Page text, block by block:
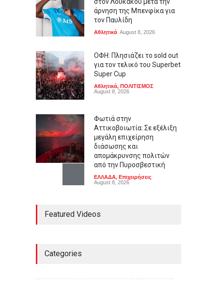
άρνηση της Μπενφίκα για
τον Παυλίδη
Αθλητικά August 8, 2026
ΟΦΗ: Πλησιάζει το sold out
για τον τελικό του Superbet
Super Cup
Αθλητικά, ΠΟΛΙΤΙΣΜΟΣ
August 8, 2026
Φωτιά στην
Αττικοβοιωτία: Σε εξέλιξη
μεγάλη επιχείρηση
διάσωσης και
απομάκρυνσης πολιτών
από την Πυροσβεστική
ΕΛΛΑΔΑ, Επιχειρήσεις
August 8, 2026
γρίπη μπαίνει στην εποχή
Featured Videos
Categories